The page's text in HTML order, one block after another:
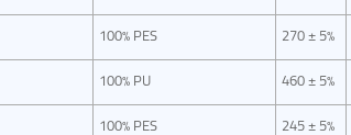
100% PES 270 ± 5%
100% PU 460 ± 5%
100% PES 245 ± 5%